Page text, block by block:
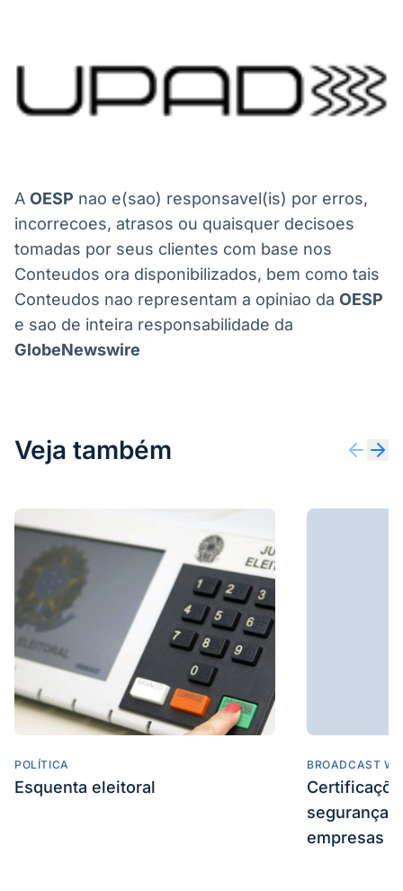
A OESP nao e(sao) responsavel(is) por erros,
incorrecoes, atrasos ou quaisquer decisoes
tomadas por seus clientes com base nos
Conteudos ora disponibilizados, bem como tais
Conteudos nao representam a opiniao da OESP
e sao de inteira responsabilidade da
GlobeNewswire
Veja também
POLÍTICA
Esquenta eleitoral
BROADCAST
segurança
empresas